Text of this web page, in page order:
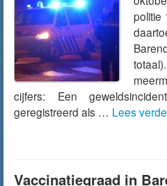
politie
cijfers: Een
geregistreerd als … Lees
Vaccinatiegraad in